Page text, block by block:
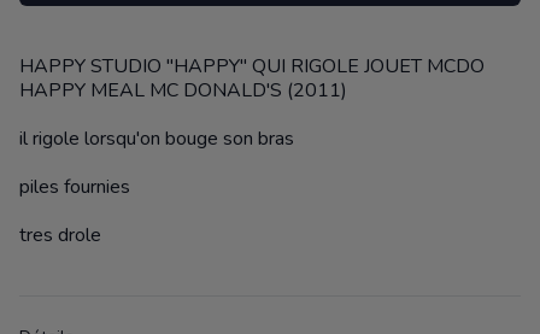
Description
HAPPY STUDIO "HAPPY" QUI RIGOLE JOUET MCDO
HAPPY MEAL MC DONALD'S (2011)
il rigole lorsqu'on bouge son bras
piles fournies
tres drole